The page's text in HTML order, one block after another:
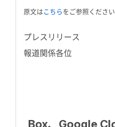
原文は こちら をご参照ください
プレスリリース
報道関係各位
Box、Google